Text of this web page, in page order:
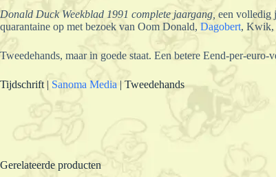
Donald Duck Weekblad 1991 complete jaargang, een volledig
quarantaine op met bezoek van Oom Donald, Dagobert, Kwik,
Tweedehands, maar in goede staat. Een betere Eend-per-
Tijdschrift | Sanoma Media | Tweedehands
Gerelateerde producten